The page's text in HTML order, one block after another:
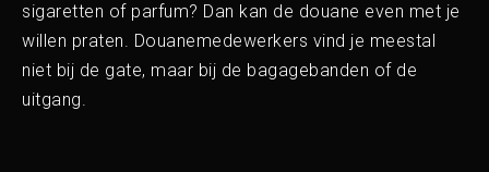
sigaretten of parfum? Dan kan de douane even met je
willen praten. Douanemedewerkers vind je meestal
niet bij de gate, maar bij de bagagebanden of de
uitgang.